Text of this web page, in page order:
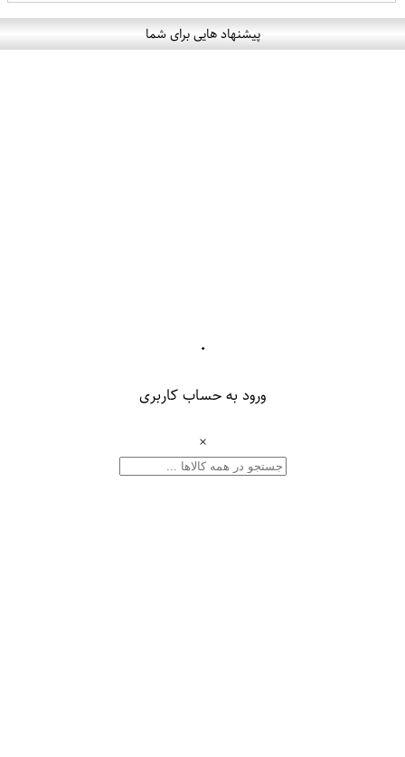
پیشنهاد هایی برای شما
۰
ورود به حساب کاربری
×